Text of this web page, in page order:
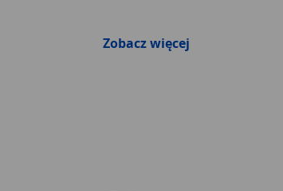
Zobacz więcej